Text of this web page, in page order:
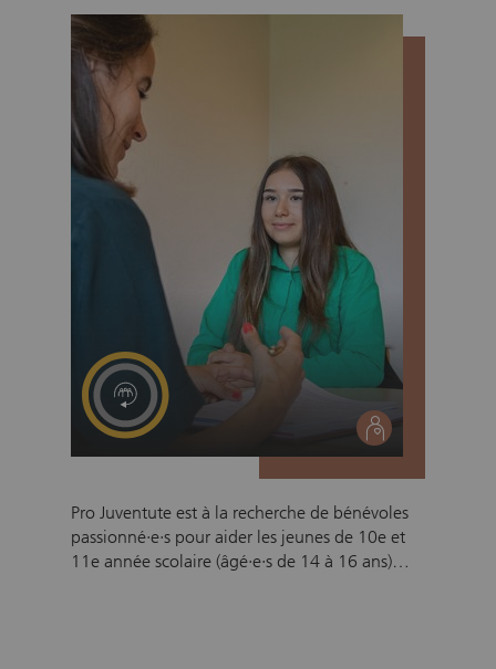
social
Pro Juventute est à la recherche de bénévoles
passionné·e·s pour aider les jeunes de 10e et
11e année scolaire (âgé·e·s de 14 à 16 ans)